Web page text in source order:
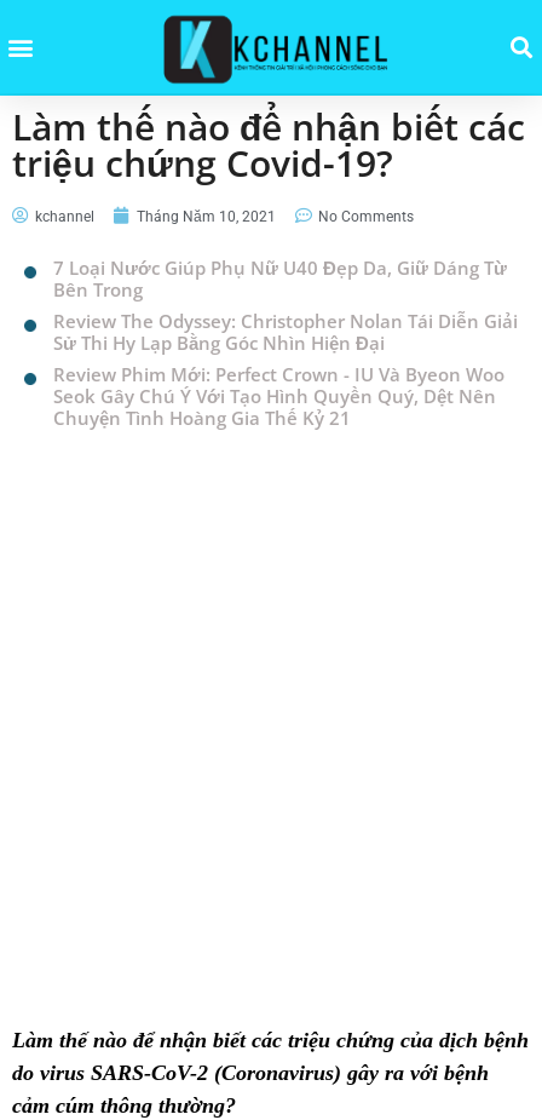
Làm thế nào để nhận biết các
triệu chứng Covid-19?
kchannel Tháng Năm 10, 2021 No Comments
7 Loại Nước Giúp Phụ Nữ U40 Đẹp Da, Giữ Dáng Từ
Bên Trong
Review The Odyssey: Christopher Nolan Tái Diễn Giải
Sử Thi Hy Lạp Bằng Góc Nhìn Hiện Đại
Review Phim Mới: Perfect Crown - IU Và Byeon Woo
Seok Gây Chú Ý Với Tạo Hình Quyền Quý, Dệt Nên
Chuyện Tình Hoàng Gia Thế Kỷ 21
Làm thế nào để nhận biết các triệu chứng của dịch bệnh
do virus SARS-CoV-2 (Coronavirus) gây ra với bệnh
cảm cúm thông thường?